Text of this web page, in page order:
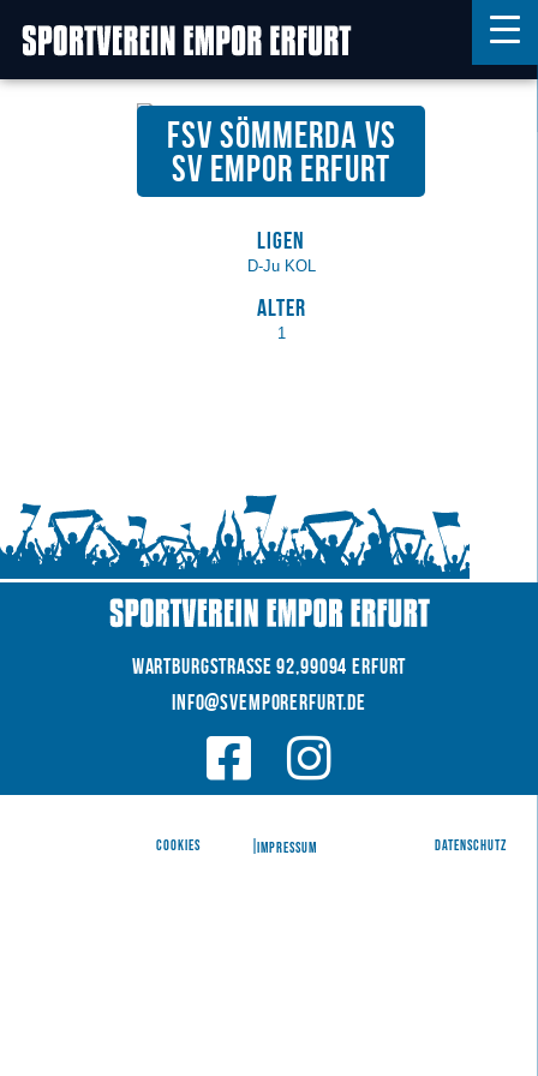
Features
FSV Sömmerda vs
SV Empor Erfurt
Ligen
D-Ju KOL
Alter
1
WARTBURGSTRAße 92,99094 Erfurt
INFO@SVEMPORERFURT.de
Datenschutz
IMPRESSUM
|
COOKIES